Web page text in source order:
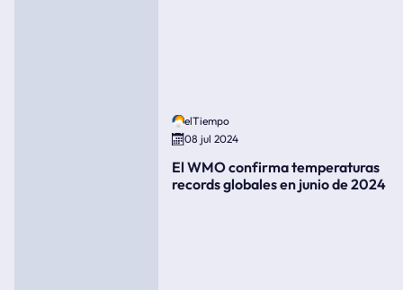
elTiempo
08 jul 2024
El WMO confirma temperaturas
records globales en junio de 2024